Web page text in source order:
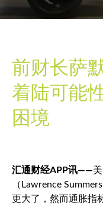
前财长萨
着陆可能
困境
汇通财经APP讯——
（Lawrence
更大了，然而通胀指